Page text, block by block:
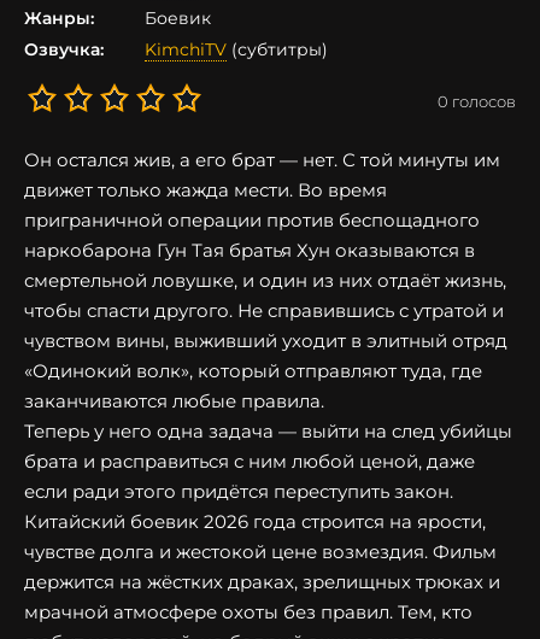
Жанры:
Боевик
Озвучка:
KimchiTV (субтитры)
0 голосов
Он остался жив, а его брат — нет. С той минуты им
движет только жажда мести. Во время
приграничной операции против беспощадного
наркобарона Гун Тая братья Хун оказываются в
смертельной ловушке, и один из них отдаёт жизнь,
чтобы спасти другого. Не справившись с утратой и
чувством вины, выживший уходит в элитный отряд
«Одинокий волк», который отправляют туда, где
заканчиваются любые правила.
Теперь у него одна задача — выйти на след убийцы
брата и расправиться с ним любой ценой, даже
если ради этого придётся переступить закон.
Китайский боевик 2026 года строится на ярости,
чувстве долга и жестокой цене возмездия. Фильм
держится на жёстких драках, зрелищных трюках и
мрачной атмосфере охоты без правил. Тем, кто